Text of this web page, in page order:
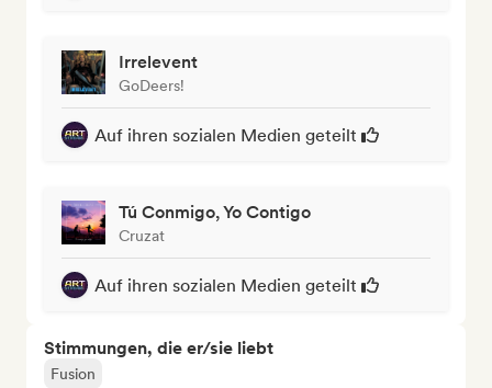
Irrelevent
GoDeers!
Auf ihren sozialen Medien geteilt
Tú Conmigo, Yo Contigo
Cruzat
Auf ihren sozialen Medien geteilt
Stimmungen, die er/sie liebt
Fusion